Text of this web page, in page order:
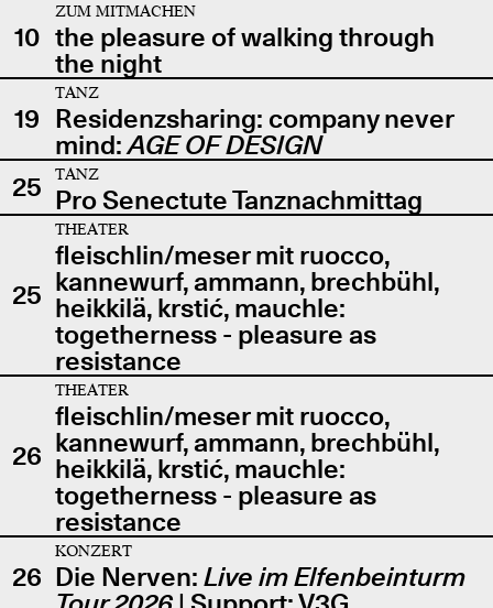
10
ZUM MITMACHEN
the pleasure of walking through
the night
19
TANZ
Residenzsharing: company never
mind:AGE OF DESIGN
25
TANZ
Pro Senectute Tanznachmittag
25
THEATER
fleischlin/meser mit ruocco,
kannewurf, ammann, brechbühl,
heikkilä, krstić, mauchle:
togetherness - pleasure as
resistance
26
THEATER
fleischlin/meser mit ruocco,
kannewurf, ammann, brechbühl,
heikkilä, krstić, mauchle:
togetherness - pleasure as
resistance
26
KONZERT
Die Nerven: Live im Elfenbeinturm